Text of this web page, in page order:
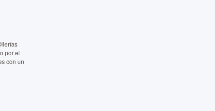
por el
con un